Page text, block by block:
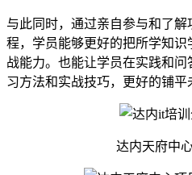
与此同时，通过亲自参与和了
程，学员能够更好的把所学知
战能力。也能让学员在实践和
习方法和实战技巧，更好的铺平
达内天府中